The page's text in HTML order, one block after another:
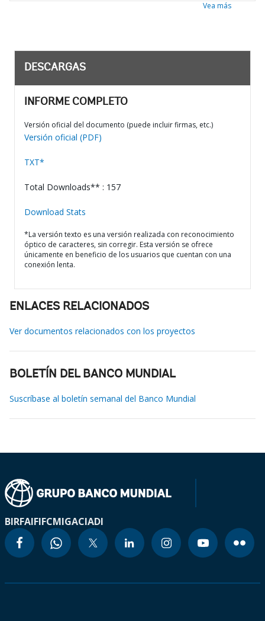
Vea más
DESCARGAS
INFORME COMPLETO
Versión oficial del documento (puede incluir firmas, etc.)
Versión oficial (PDF)
TXT*
Total Downloads** : 157
Download Stats
*La versión texto es una versión realizada con reconocimiento
óptico de caracteres, sin corregir. Esta versión se ofrece
únicamente en beneficio de los usuarios que cuentan con una
conexión lenta.
ENLACES RELACIONADOS
Ver documentos relacionados con los proyectos
BOLETÍN DEL BANCO MUNDIAL
Suscríbase al boletín semanal del Banco Mundial
BIRFAIFIFCMIGACIADI